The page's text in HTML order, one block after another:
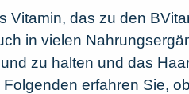
Vitamin, das zu den
in vielen
zu halten und das
erfahren Sie,